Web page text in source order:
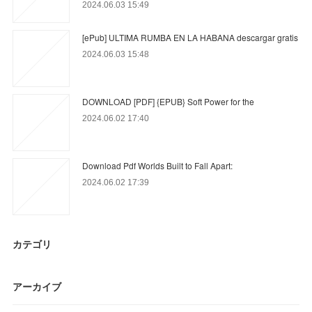
2024.06.03 15:49
[ePub] ULTIMA RUMBA EN LA HABANA descargar gratis
2024.06.03 15:48
DOWNLOAD [PDF] {EPUB} Soft Power for the
2024.06.02 17:40
Download Pdf Worlds Built to Fall Apart:
2024.06.02 17:39
カテゴリ
アーカイブ